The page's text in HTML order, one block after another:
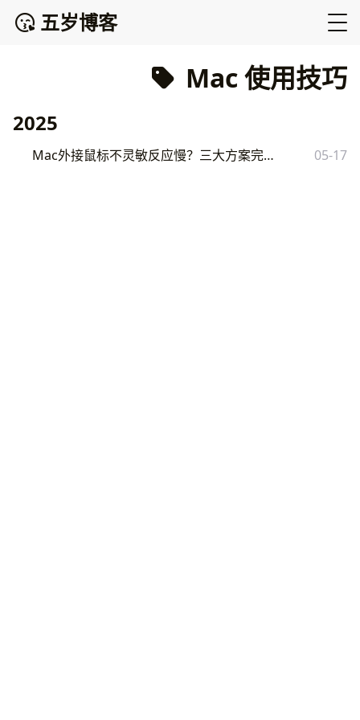
五岁博客
Mac 使用技巧
2025
Mac外接鼠标不灵敏反应慢？三大方案完美解决 05-17